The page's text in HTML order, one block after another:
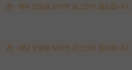
해당 댓글을 보려면 로그인이 필요합니다.
해당 댓글을 보려면 로그인이 필요합니다.